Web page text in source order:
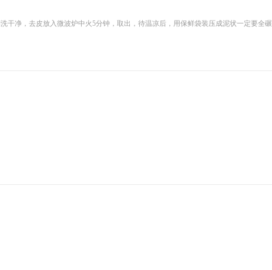
干净，去皮放入微波炉中火5分钟，取出，待温凉后，用保鲜袋装压成泥状一定要全碾